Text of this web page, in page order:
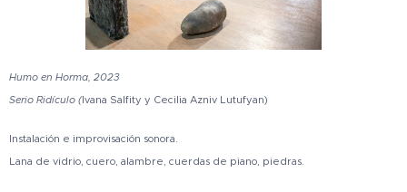
Humo en Horma, 2023
Serio Ridículo (Ivana Salfity y Cecilia Azniv Lutufyan)
Instalación e improvisación sonora.
Lana de vidrio, cuero, alambre, cuerdas de piano, piedras.